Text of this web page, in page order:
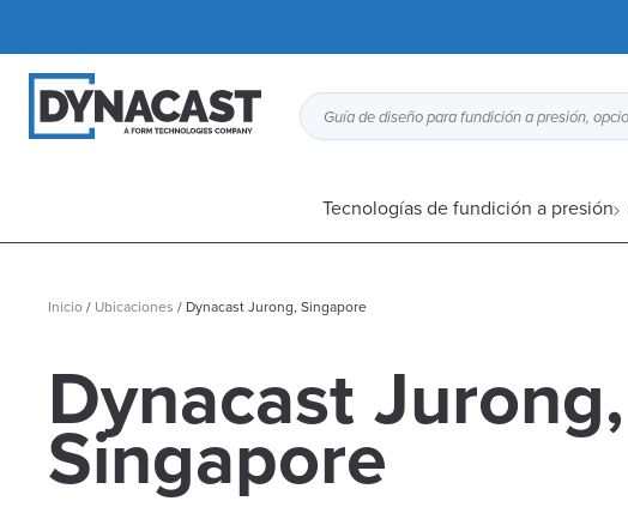
Tecnologías de fundición a presión
Inicio/ Ubicaciones / Dynacast Jurong, Singapore
Dynacast Jurong,
Singapore